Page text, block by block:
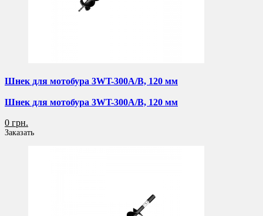
Шнек для мотобура 3WT-300A/B, 120 мм
Шнек для мотобура 3WT-300A/B, 120 мм
0 грн.
Заказать